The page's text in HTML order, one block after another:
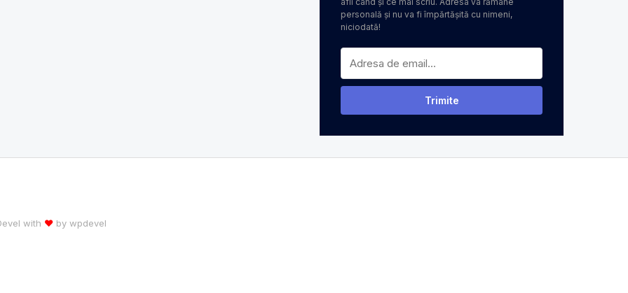
personală și nu va fi împărtășită cu nimeni,
niciodată!
with ♥ by wpdevel